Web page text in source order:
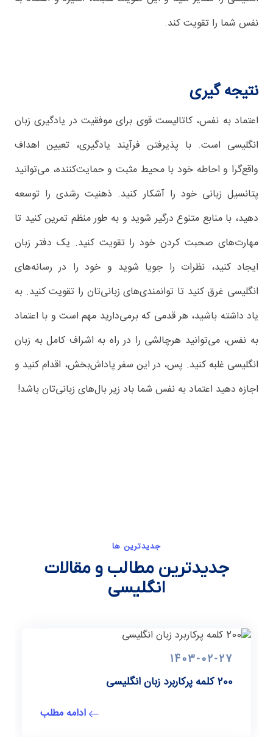
نفس شما را تقویت کند.
نتیجه گیری
اعتماد به نفس، کاتالیست قوی برای موفقیت در یادگیری زبان
انگلیسی است. با پذیرفتن فرآیند یادگیری، تعیین اهداف
واقع‌گرا و احاطه خود با محیط مثبت و حمایت‌کننده، می‌توانید
پتانسیل زبانی خود را آشکار کنید. ذهنیت رشدی را توسعه
دهید، با منابع متنوع درگیر شوید و به طور منظم تمرین کنید تا
مهارت‌های صحبت کردن خود را تقویت کنید. یک دفتر زبان
ایجاد کنید، نظرات را جویا شوید و خود را در رسانه‌های
انگلیسی غرق کنید تا توانمندی‌های زبانی‌تان را تقویت کنید. به
یاد داشته باشید، هر قدمی که برمی‌دارید مهم است و با اعتماد
به نفس، می‌توانید هرچالشی را در راه به اشراف کامل به زبان
انگلیسی غلبه کنید. پس، در این سفر پاداش‌بخش، اقدام کنید و
اجازه دهید اعتماد به نفس شما باد زیر بال‌های زبانی‌تان باشد!
جدیدترین ها
جدیدترین مطالب و مقالات
انگلیسی
1403-02-27
200 کلمه پرکاربرد زبان انگلیسی
ادامه مطلب